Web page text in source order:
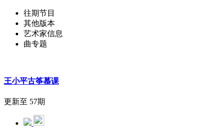
往期节目
其他版本
艺术家信息
曲专题
王小平古筝慕课
更新至 57期